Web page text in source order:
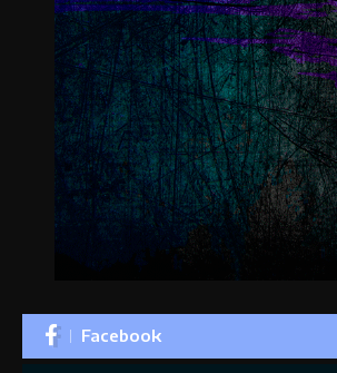
Facebook